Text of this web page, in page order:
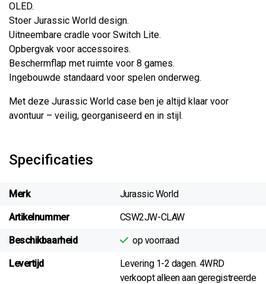
OLED.
Stoer Jurassic World design.
Uitneembare cradle voor Switch Lite.
Opbergvak voor accessoires.
Beschermflap met ruimte voor 8 games.
Ingebouwde standaard voor spelen onderweg.
Met deze Jurassic World case ben je altijd klaar voor
avontuur – veilig, georganiseerd en in stijl.
Specificaties
Merk Jurassic World
Artikelnummer CSW2JW-CLAW
Beschikbaarheid op voorraad
Levertijd
Levering 1-2 dagen. 4WRD
verkoopt alleen aan geregistreerde